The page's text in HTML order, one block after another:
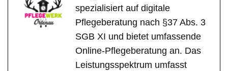
spezialisiert auf digitale
Pflegeberatung nach §37 Abs. 3
SGB XI und bietet umfassende
Online-Pflegeberatung an. Das
Leistungsspektrum umfasst